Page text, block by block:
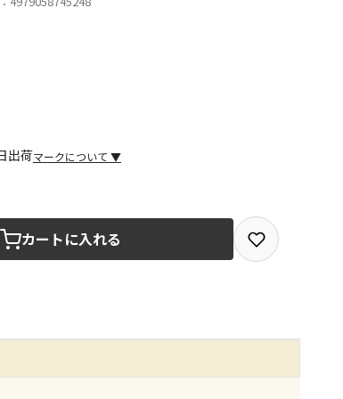
マークについて ▼
る商品です
きる商品です（宅配便でのお届けができませ
カートに入れる